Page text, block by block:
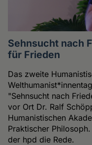
Sehnsucht nach
für Frieden
Das zweite
"Sehnsucht nach
vor Ort Dr. Ralf
Humanistischen
Praktischer
der hpd die Rede.